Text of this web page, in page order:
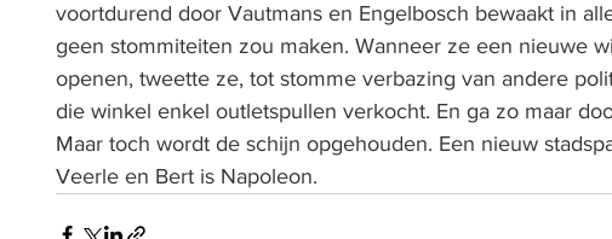
voortdurend door Vautmans en Engelbosch bewaakt in
geen stommiteiten zou maken. Wanneer ze een nieuwe
openen, tweette ze, tot stomme verbazing van andere
die winkel enkel outletspullen verkocht. En ga zo maar
Maar toch wordt de schijn opgehouden. Een nieuw
Veerle en Bert is Napoleon.